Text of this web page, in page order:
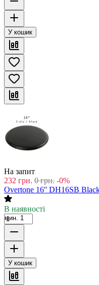
У кошик
На запит
232 грн. 0 грн. -0%
Overtone 16'' DH16SB
В наявності
мин. 1
У кошик